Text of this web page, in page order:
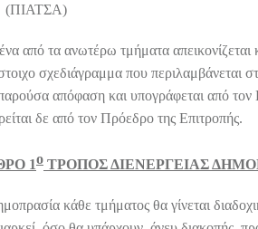
(ΠΙΑΤΣΑ)
από τα ανωτέρω τμήματα απεικονίζεται
σχεδιάγραμμα που
απόφαση και υπογράφεται από
δε από τον Πρόεδρο της Επιτροπής.
1ο ΤΡΟΠΟΣ ΔΙΕΝΕΡΓΕΙΑΣ
κάθε τμήματος θα γίνεται